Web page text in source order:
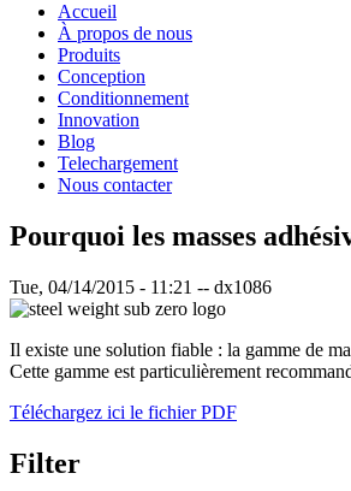
Accueil
À propos de nous
Produits
Conception
Conditionnement
Innovation
Blog
Telechargement
Nous contacter
Pourquoi les masses
Tue, 04/14/2015 - 11:21 -- dx1086
Il existe une solution fiable : la gamme de
Cette gamme est particulièrement
Téléchargez ici le fichier PDF
Filter